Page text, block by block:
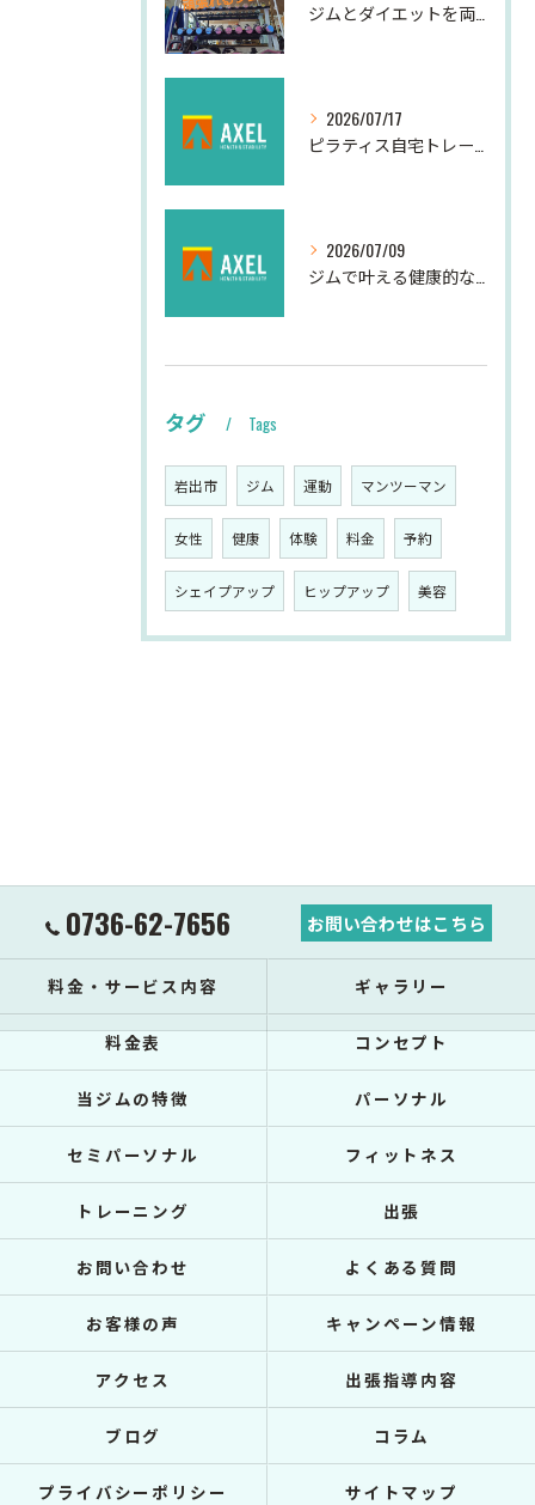
2026/07/17
2026/07/09
タグ Tags
岩出市 ジム 運動 マンツーマン
女性 健康 体験 料金 予約
シェイプアップ ヒップアップ 美容
0736-62-7656 お問い合わせはこちら
料金・サービス内容 ギャラリー
料金表 コンセプト
当ジムの特徴 パーソナル
セミパーソナル フィットネス
トレーニング 出張
お問い合わせ よくある質問
お客様の声 キャンペーン情報
アクセス 出張指導内容
ブログ コラム
プライバシーポリシー サイトマップ